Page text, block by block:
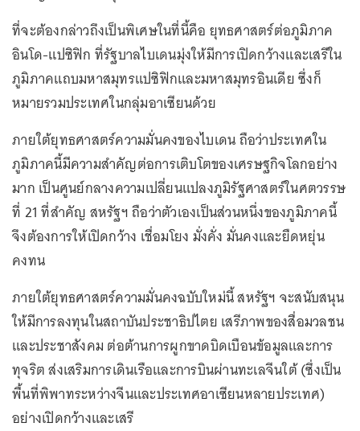
ที่จะต้องกล่าวถึงเป็นพิเศษในที่นี้คือ ยุทธศาสตร์ต่อภูมิภาค
อินโด-แปซิฟิก ที่รัฐบาลไบเดนมุ่งให้มีการเปิดกว้างและเสรีใน
ภูมิภาคแถบมหาสมุทรแปซิฟิกและมหาสมุทรอินเดีย ซึ่งก็
หมายรวมประเทศในกลุ่มอาเซียนด้วย
ภายใต้ยุทธศาสตร์ความมั่นคงของไบเดน ถือว่าประเทศใน
ภูมิภาคนี้มีความสำคัญต่อการเติบโตของเศรษฐกิจโลกอย่าง
มาก เป็นศูนย์กลางความเปลี่ยนแปลงภูมิรัฐศาสตร์ในศตวรรษ
ที่ 21 ที่สำคัญ สหรัฐฯ ถือว่าตัวเองเป็นส่วนหนึ่งของภูมิภาคนี้
จึงต้องการให้เปิดกว้าง เชื่อมโยง มั่งคั่ง มั่นคงและยืดหยุ่น
คงทน
ภายใต้ยุทธศาสตร์ความมั่นคงฉบับใหม่นี้ สหรัฐฯ จะสนับสนุน
ให้มีการลงทุนในสถาบันประชาธิปไตย เสรีภาพของสื่อมวลชน
และประชาสังคม ต่อต้านการผูกขาดบิดเบือนข้อมูลและการ
ทุจริต ส่งเสริมการเดินเรือและการบินผ่านทะเลจีนใต้ (ซึ่งเป็น
พื้นที่พิพาทระหว่างจีนและประเทศอาเซียนหลายประเทศ)
อย่างเปิดกว้างและเสรี